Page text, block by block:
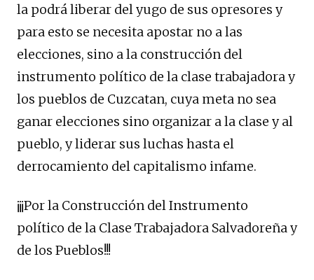
la podrá liberar del yugo de sus opresores y
para esto se necesita apostar no a las
elecciones, sino a la construcción del
instrumento político de la clase trabajadora y
los pueblos de Cuzcatan, cuya meta no sea
ganar elecciones sino organizar a la clase y al
pueblo, y liderar sus luchas hasta el
derrocamiento del capitalismo infame.
¡¡¡Por la Construcción del Instrumento
político de la Clase Trabajadora Salvadoreña y
de los Pueblos!!!